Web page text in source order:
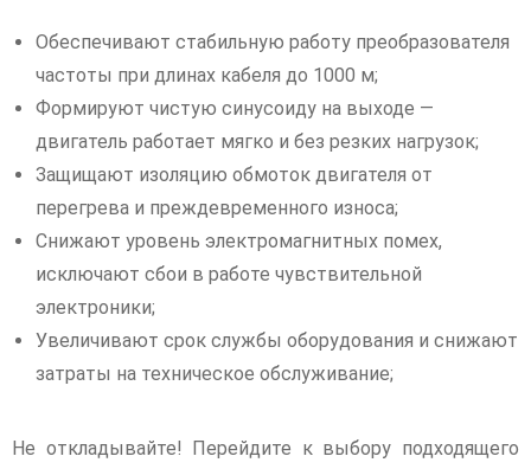
Обеспечивают стабильную работу преобразователя
частоты при длинах кабеля до 1000 м;
Формируют чистую синусоиду на выходе —
двигатель работает мягко и без резких нагрузок;
Защищают изоляцию обмоток двигателя от
перегрева и преждевременного износа;
Снижают уровень электромагнитных помех,
исключают сбои в работе чувствительной
электроники;
Увеличивают срок службы оборудования и снижают
затраты на техническое обслуживание;
Не откладывайте! Перейдите к выбору подходящего